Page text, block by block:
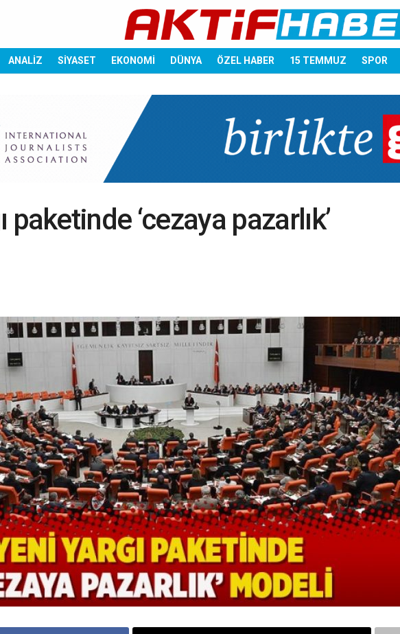
ANALİZ SİYASET EKONOMİ DÜNYA ÖZEL HABER 15 TEMMUZ SPOR
paketinde ‘cezaya pazarlık’